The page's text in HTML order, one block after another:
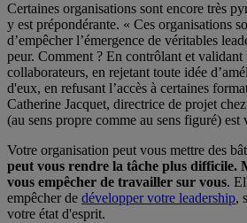
Certaines organisations sont encore très
y est prépondérante. « Ces organisations
d’empêcher l’émergence de véritables
peur. Comment ? En contrôlant et validant
collaborateurs, en rejetant toute idée
d'eux, en refusant l’accès à certaines
Catherine Jacquet, directrice de projet
(au sens propre comme au sens figuré) est
Votre organisation peut vous mettre des
peut vous rendre la tâche plus difficile.
vous empêcher de travailler sur vous.
empêcher de développer votre leadership,
votre état d'esprit.